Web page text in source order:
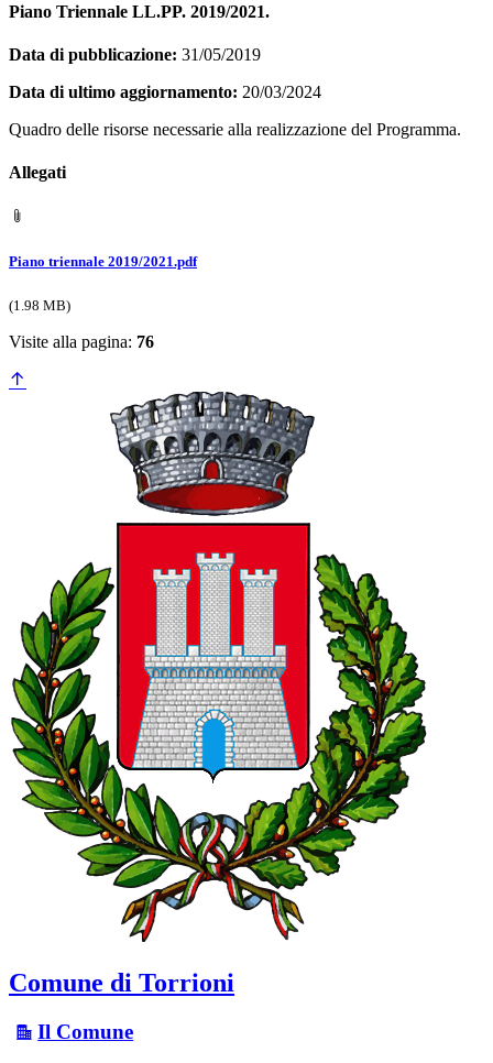
Piano Triennale LL.PP. 2019/2021.
Data di pubblicazione: 31/05/2019
Data di ultimo aggiornamento: 20/03/2024
Quadro delle risorse necessarie alla realizzazione del Programma.
Allegati
Piano triennale 2019/2021.pdf
(1.98 MB)
Visite alla pagina: 76
Comune di Torrioni
Il Comune